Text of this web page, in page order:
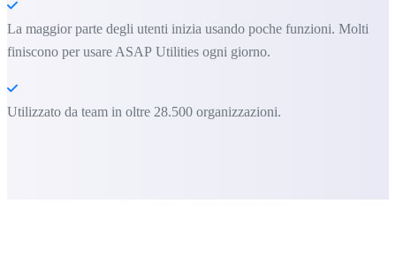
La maggior parte degli utenti inizia usando poche funzioni. Molti
finiscono per usare ASAP Utilities ogni giorno.
Utilizzato da team in oltre 28.500 organizzazioni.